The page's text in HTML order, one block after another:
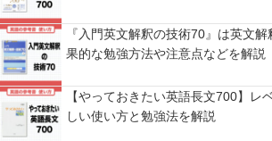
『入門英文解釈の技術70』は英文
果的な勉強方法や注意点などを解説
【やっておきたい英語長文700】レ
しい使い方と勉強法を解説